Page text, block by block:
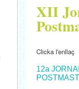
XII
Clicka l'enllaç
12a